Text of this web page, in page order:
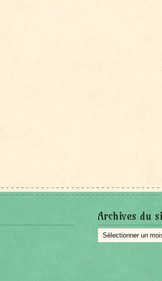
Archives du
Archives
du